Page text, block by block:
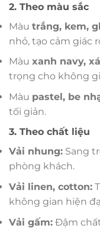
2. Theo màu sắc
Màu trắng, kem,
nhỏ, tạo cảm giác
Màu xanh navy,
trọng cho không
Màu pastel, be
tối giản.
3. Theo chất liệu
Vải nhung: Sang
phòng khách.
Vải linen, cotton:
không gian hiện
Vải gấm: Đậm